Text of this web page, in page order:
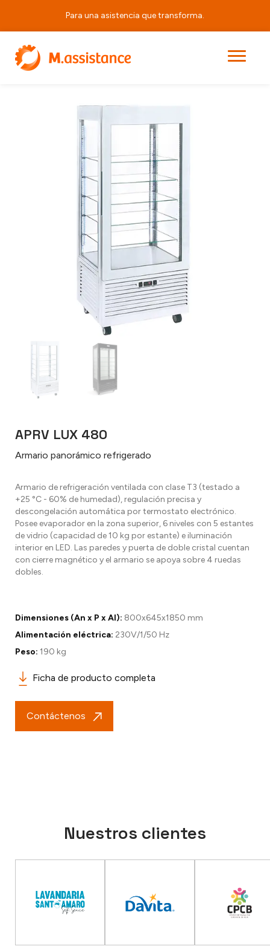
Para una asistencia que transforma.
Principal
APRV LUX 480
Armario panorámico refrigerado
Armario de refrigeración ventilada con clase T3 (testado a
+25 °C - 60% de humedad), regulación precisa y
descongelación automática por termostato electrónico.
Posee evaporador en la zona superior, 6 niveles con 5 estantes
de vidrio (capacidad de 10 kg por estante) e iluminación
interior en LED. Las paredes y puerta de doble cristal cuentan
con cierre magnético y el armario se apoya sobre 4 ruedas
dobles.
Dimensiones (An x P x Al): 800x645x1850 mm
Alimentación eléctrica: 230V/1/50 Hz
Peso: 190 kg
Ficha de producto completa
Contáctenos
Nuestros clientes